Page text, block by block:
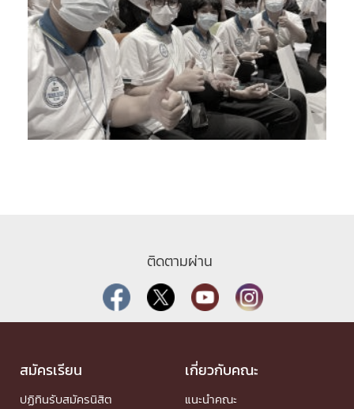
ติดตามผ่าน
สมัครเรียน
ปฏิทินรับสมัครนิสิต
เกี่ยวกับคณะ
แนะนำคณะ